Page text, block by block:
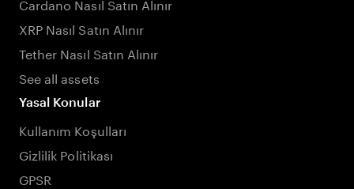
XRP Nasıl Satın Alınır
Tether Nasıl Satın Alınır
See all assets
Yasal Konular
Kullanım Koşulları
Gizlilik Politikası
GPSR